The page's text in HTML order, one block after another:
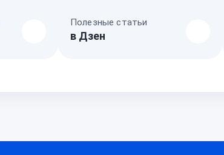
Полезные статьи
в Дзен